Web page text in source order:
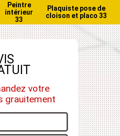
Peintre
intérieur
33
Plaquiste pose de
cloison et placo 33
votre
grauitement